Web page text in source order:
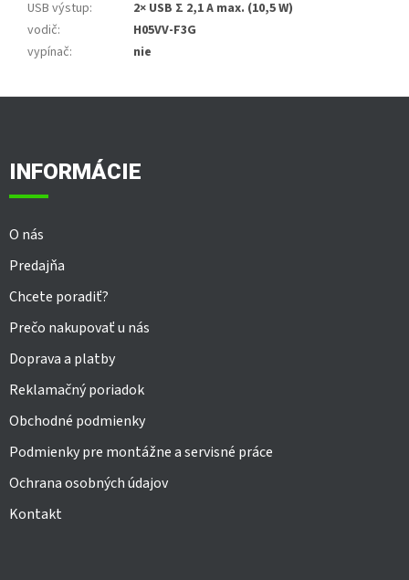
USB výstup:
2× USB Σ 2,1 A max. (10,5 W)
vodič:
H05VV-F3G
vypínač: nie
INFORMÁCIE
O nás
Predajňa
Chcete poradiť?
Prečo nakupovať u nás
Doprava a platby
Reklamačný poriadok
Obchodné podmienky
Podmienky pre montážne a servisné práce
Ochrana osobných údajov
Kontakt